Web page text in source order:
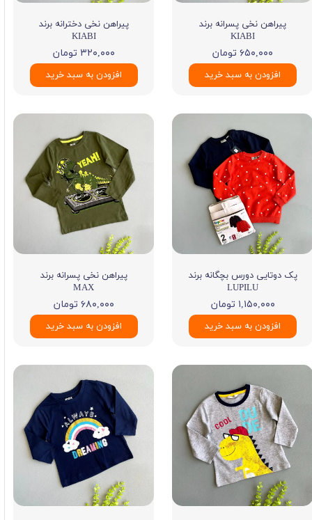
پیراهن نخی پسرانه برند
KIABI
۶۵۰,۰۰۰ تومان
افزودن به سبد خرید
پیراهن نخی دخترانه برند
KIABI
۳۲۰,۰۰۰ تومان
افزودن به سبد خرید
پک دوتایی دورس بچگانه برند
LUPILU
۱,۱۵۰,۰۰۰ تومان
افزودن به سبد خرید
پیراهن نخی پسرانه برند
MAX
۶۸۰,۰۰۰ تومان
افزودن به سبد خرید